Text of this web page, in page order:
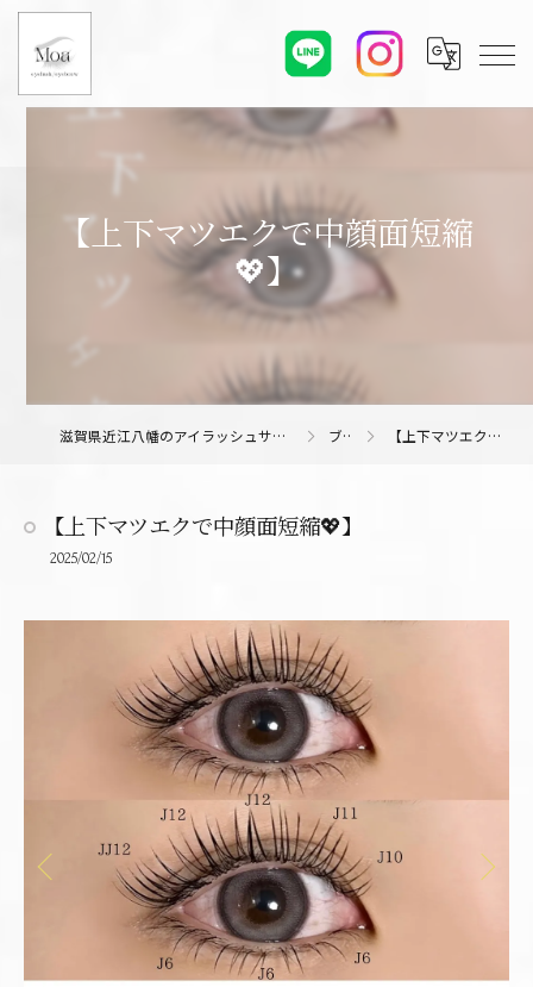
【上下マツエクで中顔面短縮
💖】
滋賀県近江八幡のアイラッシュサロンならMoa eyelash/eyebrow ブログ 【上下マツエクで中顔面短縮💖】
【上下マツエクで中顔面短縮💖】
2025/02/15